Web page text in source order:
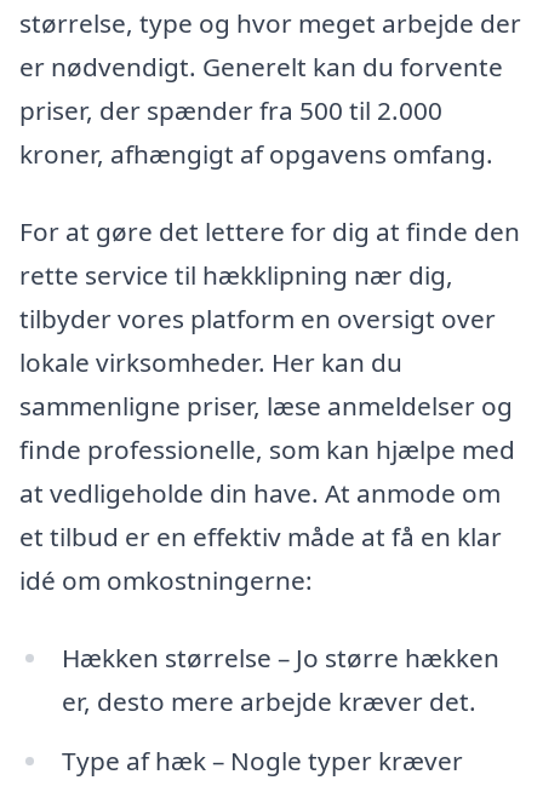
størrelse, type og hvor meget arbejde der
er nødvendigt. Generelt kan du forvente
priser, der spænder fra 500 til 2.000
kroner, afhængigt af opgavens omfang.
For at gøre det lettere for dig at finde den
rette service til hækklipning nær dig,
tilbyder vores platform en oversigt over
lokale virksomheder. Her kan du
sammenligne priser, læse anmeldelser og
finde professionelle, som kan hjælpe med
at vedligeholde din have. At anmode om
et tilbud er en effektiv måde at få en klar
idé om omkostningerne:
Hækken størrelse – Jo større hækken
er, desto mere arbejde kræver det.
Type af hæk – Nogle typer kræver